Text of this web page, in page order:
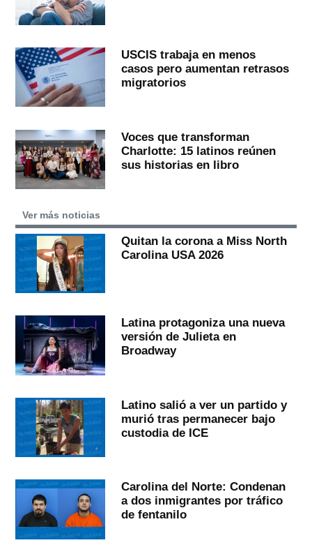
USCIS trabaja en menos
casos pero aumentan retrasos
migratorios
Voces que transforman
Charlotte: 15 latinos reúnen
sus historias en libro
Ver más noticias
Quitan la corona a Miss North
Carolina USA 2026
Latina protagoniza una nueva
versión de Julieta en
Broadway
Latino salió a ver un partido y
murió tras permanecer bajo
custodia de ICE
Carolina del Norte: Condenan
a dos inmigrantes por tráfico
de fentanilo